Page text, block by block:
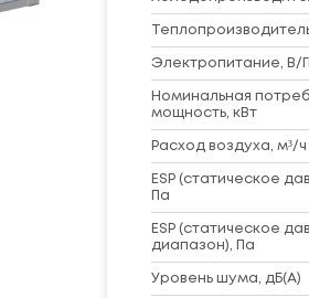
Электропитание, В/
Номинальная
мощность, кВт
Расход воздуха, м³/ч
ESP (статическое
Па
ESP (статическое
диапазон), Па
Уровень шума, дБ(A)